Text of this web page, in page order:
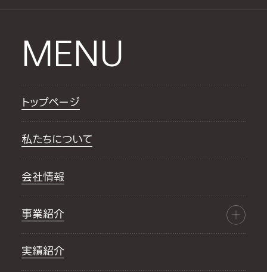
MENU
トップページ
私たちについて
会社情報
事業紹介
実績紹介